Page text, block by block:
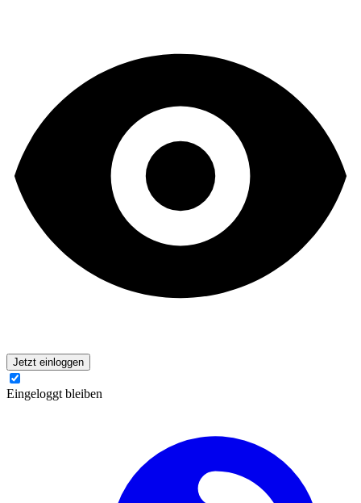
Jetzt einloggen
Eingeloggt bleiben